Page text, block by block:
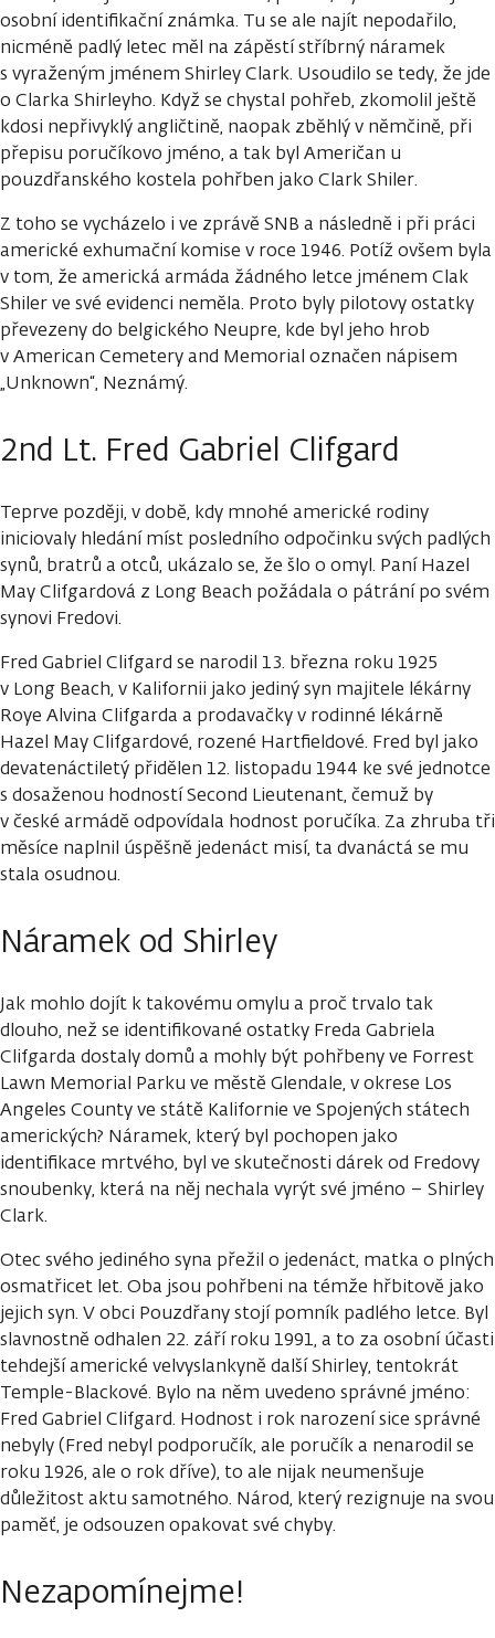
osobní identifikační známka. Tu se ale najít nepodařilo,
nicméně padlý letec měl na zápěstí stříbrný náramek
s vyraženým jménem Shirley Clark. Usoudilo se tedy, že jde
o Clarka Shirleyho. Když se chystal pohřeb, zkomolil ještě
kdosi nepřivyklý angličtině, naopak zběhlý v němčině, při
přepisu poručíkovo jméno, a tak byl Američan u
pouzdřanského kostela pohřben jako Clark Shiler.
Z toho se vycházelo i ve zprávě SNB a následně i při práci
americké exhumační komise v roce 1946. Potíž ovšem byla
v tom, že americká armáda žádného letce jménem Clak
Shiler ve své evidenci neměla. Proto byly pilotovy ostatky
převezeny do belgického Neupre, kde byl jeho hrob
v American Cemetery and Memorial označen nápisem
„Unknown“, Neznámý.
2nd Lt. Fred Gabriel Clifgard
Teprve později, v době, kdy mnohé americké rodiny
iniciovaly hledání míst posledního odpočinku svých padlých
synů, bratrů a otců, ukázalo se, že šlo o omyl. Paní Hazel
May Clifgardová z Long Beach požádala o pátrání po svém
synovi Fredovi.
Fred Gabriel Clifgard se narodil 13. března roku 1925
v Long Beach, v Kalifornii jako jediný syn majitele lékárny
Roye Alvina Clifgarda a prodavačky v rodinné lékárně
Hazel May Clifgardové, rozené Hartfieldové. Fred byl jako
devatenáctiletý přidělen 12. listopadu 1944 ke své jednotce
s dosaženou hodností Second Lieutenant, čemuž by
v české armádě odpovídala hodnost poručíka. Za zhruba tři
měsíce naplnil úspěšně jedenáct misí, ta dvanáctá se mu
stala osudnou.
Náramek od Shirley
Jak mohlo dojít k takovému omylu a proč trvalo tak
dlouho, než se identifikované ostatky Freda Gabriela
Clifgarda dostaly domů a mohly být pohřbeny ve Forrest
Lawn Memorial Parku ve městě Glendale, v okrese Los
Angeles County ve státě Kalifornie ve Spojených státech
amerických? Náramek, který byl pochopen jako
identifikace mrtvého, byl ve skutečnosti dárek od Fredovy
snoubenky, která na něj nechala vyrýt své jméno – Shirley
Clark.
Otec svého jediného syna přežil o jedenáct, matka o plných
osmatřicet let. Oba jsou pohřbeni na témže hřbitově jako
jejich syn. V obci Pouzdřany stojí pomník padlého letce. Byl
slavnostně odhalen 22. září roku 1991, a to za osobní účasti
tehdejší americké velvyslankyně další Shirley, tentokrát
Temple-Blackové. Bylo na něm uvedeno správné jméno:
Fred Gabriel Clifgard. Hodnost i rok narození sice správné
nebyly (Fred nebyl podporučík, ale poručík a nenarodil se
roku 1926, ale o rok dříve), to ale nijak neumenšuje
důležitost aktu samotného. Národ, který rezignuje na svou
paměť, je odsouzen opakovat své chyby.
Nezapomínejme!